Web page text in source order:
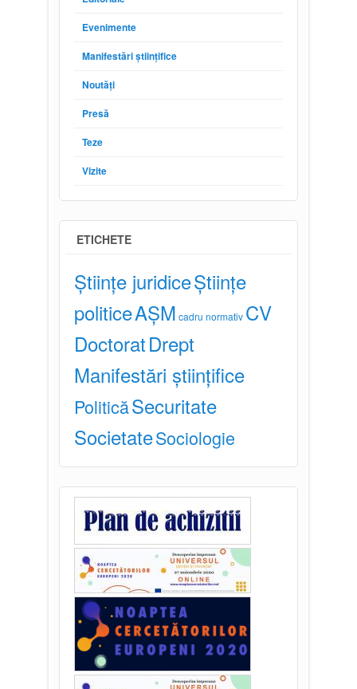
Evenimente
Manifestări științifice
Noutăți
Presă
Teze
Vizite
ETICHETE
Științe juridiceȘtiințe
politiceAȘM cadru normativ CV
DoctoratDrept
Manifestări științifice
PoliticăSecuritate
SocietateSociologie